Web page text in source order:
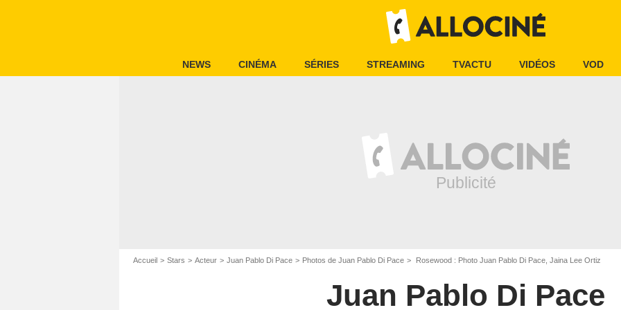
NEWS CINÉMA SÉRIES STREAMING TVACTU VIDÉOS VOD
Accueil Stars Acteur Juan Pablo Di Pace Photos de Juan Pablo Di Pace Rosewood : Photo Juan Pablo Di Pace, Jaina Lee Ortiz
Juan Pablo Di Pace